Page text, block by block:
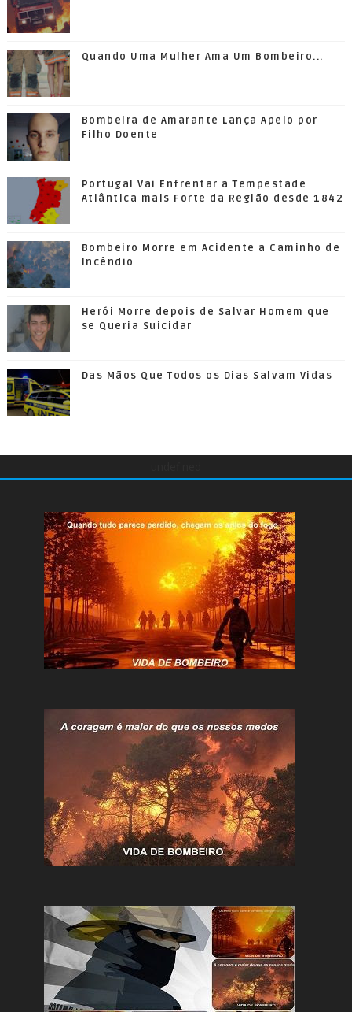
Quando Uma Mulher Ama Um Bombeiro...
Bombeira de Amarante Lança Apelo por
Filho Doente
Portugal Vai Enfrentar a Tempestade
Atlântica mais Forte da Região desde 1842
Bombeiro Morre em Acidente a Caminho de
Incêndio
Herói Morre depois de Salvar Homem que
se Queria Suicidar
Das Mãos Que Todos os Dias Salvam Vidas